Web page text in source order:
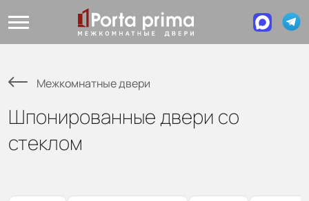
Межкомнатные двери
Шпонированные двери со
стеклом